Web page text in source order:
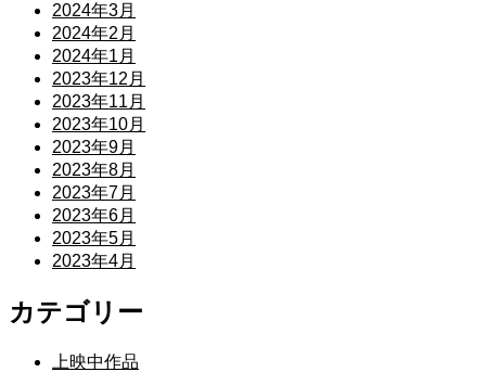
2024年3月
2024年2月
2024年1月
2023年12月
2023年11月
2023年10月
2023年9月
2023年8月
2023年7月
2023年6月
2023年5月
2023年4月
カテゴリー
上映中作品